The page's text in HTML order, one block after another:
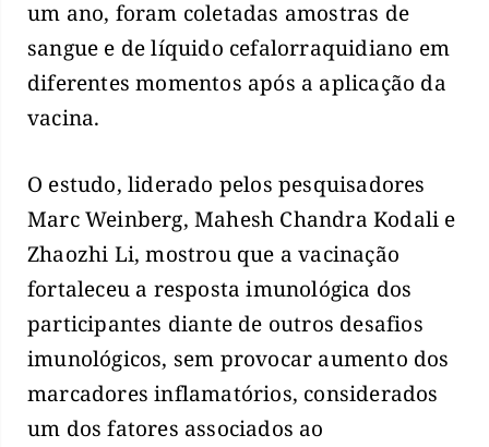
um ano, foram coletadas amostras de
sangue e de líquido cefalorraquidiano em
diferentes momentos após a aplicação da
vacina.
O estudo, liderado pelos pesquisadores
Marc Weinberg, Mahesh Chandra Kodali e
Zhaozhi Li, mostrou que a vacinação
fortaleceu a resposta imunológica dos
participantes diante de outros desafios
imunológicos, sem provocar aumento dos
marcadores inflamatórios, considerados
um dos fatores associados ao